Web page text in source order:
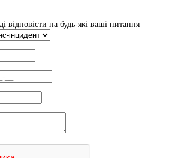
відповісти на будь-які ваші питання